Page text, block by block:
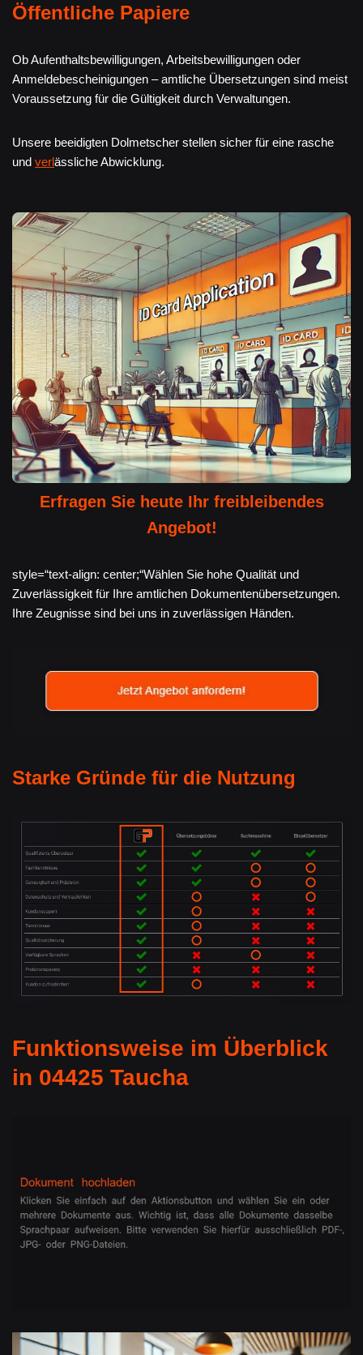
Öffentliche Papiere
Ob Aufenthaltsbewilligungen, Arbeitsbewilligungen oder
Anmeldebescheinigungen – amtliche Übersetzungen sind meist
Voraussetzung für die Gültigkeit durch Verwaltungen.
Unsere beeidigten Dolmetscher stellen sicher für eine rasche
und verlässliche Abwicklung.
Erfragen Sie heute Ihr freibleibendes
Angebot!
style=“text-align: center;“Wählen Sie hohe Qualität und
Zuverlässigkeit für Ihre amtlichen Dokumentenübersetzungen.
Ihre Zeugnisse sind bei uns in zuverlässigen Händen.
Starke Gründe für die Nutzung
Funktionsweise im Überblick
in 04425 Taucha